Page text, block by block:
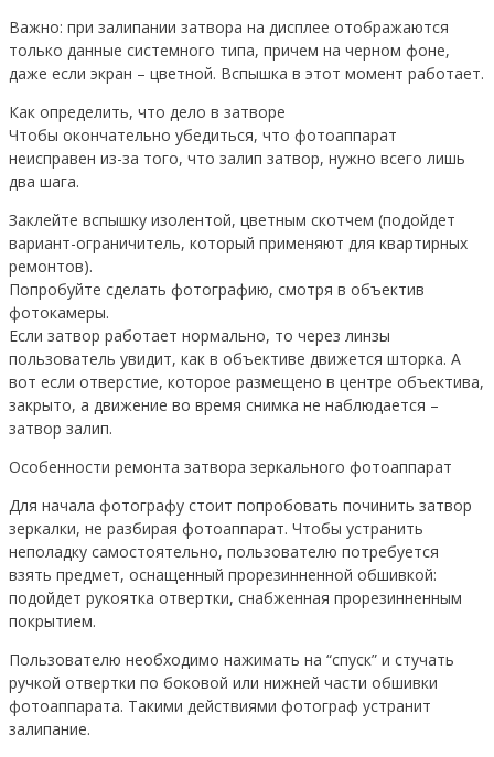
Важно: при залипании затвора на дисплее отображаются
только данные системного типа, причем на черном фоне,
даже если экран – цветной. Вспышка в этот момент работает.
Как определить, что дело в затворе
Чтобы окончательно убедиться, что фотоаппарат
неисправен из-за того, что залип затвор, нужно всего лишь
два шага.
Заклейте вспышку изолентой, цветным скотчем (подойдет
вариант-ограничитель, который применяют для квартирных
ремонтов).
Попробуйте сделать фотографию, смотря в объектив
фотокамеры.
Если затвор работает нормально, то через линзы
пользователь увидит, как в объективе движется шторка. А
вот если отверстие, которое размещено в центре объектива,
закрыто, а движение во время снимка не наблюдается –
затвор залип.
Особенности ремонта затвора зеркального фотоаппарат
Для начала фотографу стоит попробовать починить затвор
зеркалки, не разбирая фотоаппарат. Чтобы устранить
неполадку самостоятельно, пользователю потребуется
взять предмет, оснащенный прорезинненной обшивкой:
подойдет рукоятка отвертки, снабженная прорезинненным
покрытием.
Пользователю необходимо нажимать на “спуск” и стучать
ручкой отвертки по боковой или нижней части обшивки
фотоаппарата. Такими действиями фотограф устранит
залипание.